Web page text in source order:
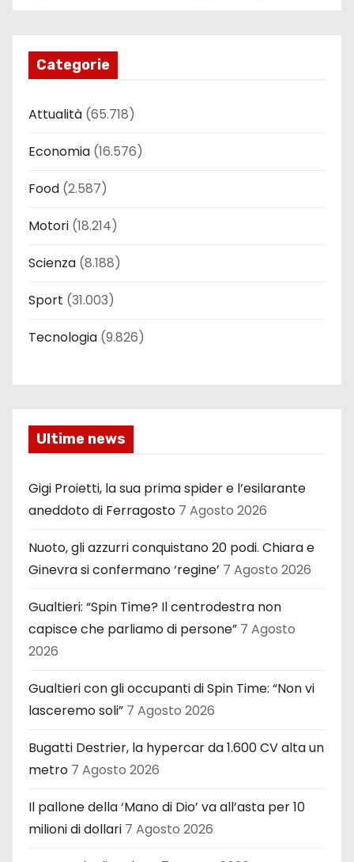
Categorie
Attualità (65.718)
Economia (16.576)
Food (2.587)
Motori (18.214)
Scienza (8.188)
Sport (31.003)
Tecnologia (9.826)
Ultime news
Gigi Proietti, la sua prima spider e l’esilarante
aneddoto di Ferragosto 7 Agosto 2026
Nuoto, gli azzurri conquistano 20 podi. Chiara e
Ginevra si confermano ‘regine’ 7 Agosto 2026
Gualtieri: “Spin Time? Il centrodestra non
capisce che parliamo di persone” 7 Agosto
2026
Gualtieri con gli occupanti di Spin Time: “Non vi
lasceremo soli” 7 Agosto 2026
Bugatti Destrier, la hypercar da 1.600 CV alta un
metro 7 Agosto 2026
Il pallone della ‘Mano di Dio’ va all’asta per 10
milioni di dollari 7 Agosto 2026